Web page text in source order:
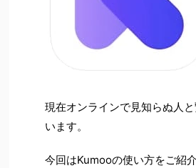
現在オンラインで見知らぬ人
います。
今回はKumooの使い方をご紹